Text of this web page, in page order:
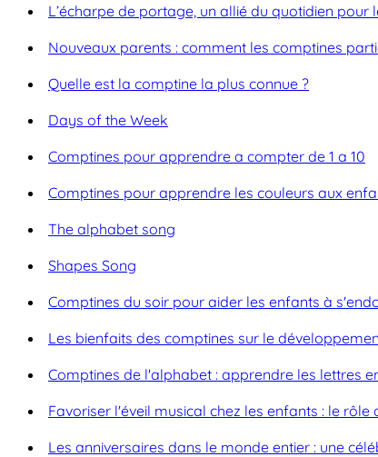
L’écharpe de portage, un allié du quotidien pour
Nouveaux parents : comment les comptines
Quelle est la comptine la plus connue ?
Days of the Week
Comptines pour apprendre a compter de 1 a 10
Comptines pour apprendre les couleurs aux
The alphabet song
Shapes Song
Comptines du soir pour aider les enfants à
Les bienfaits des comptines sur le
Comptines de l'alphabet : apprendre les lettres
Favoriser l'éveil musical chez les enfants : le
Les anniversaires dans le monde entier : une